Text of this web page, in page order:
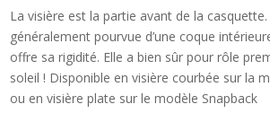
La visière est la partie avant de la casquette.
généralement pourvue d’une coque
offre sa rigidité. Elle a bien sûr pour rôle
soleil ! Disponible en visière courbée sur la
ou en visière plate sur le modèle Snapback